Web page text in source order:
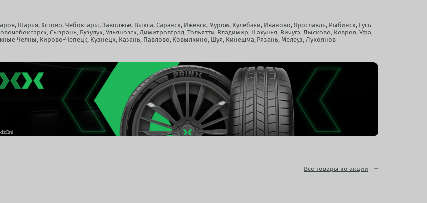
Шарья, Кстово, Чебоксары, Заволжье, Выкса, Саранск, Ижевск, Муром, Кулебаки, Иваново, Ярославль, Рыбинск, Гусь-
Сызрань, Бузулук, Ульяновск, Димитровград, Тольятти, Владимир, Шахунья, Вичуга, Лысково, Ковров, Уфа,
Челны, Кирово-Чепецк, Кузнецк, Казань, Павлово, Ковылкино, Шуя, Кинешма, Рязань, Мелеуз, Лукоянов
Все товары по акции